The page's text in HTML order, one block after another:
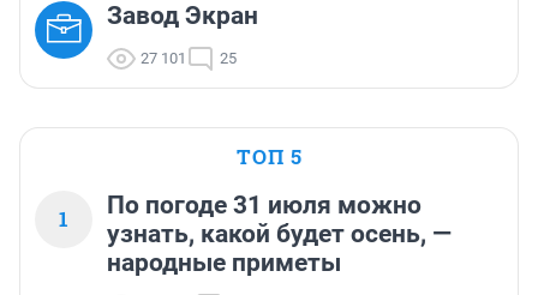
Завод Экран
27 101 25
ТОП 5
1
По погоде 31 июля можно
узнать, какой будет осень, —
народные приметы